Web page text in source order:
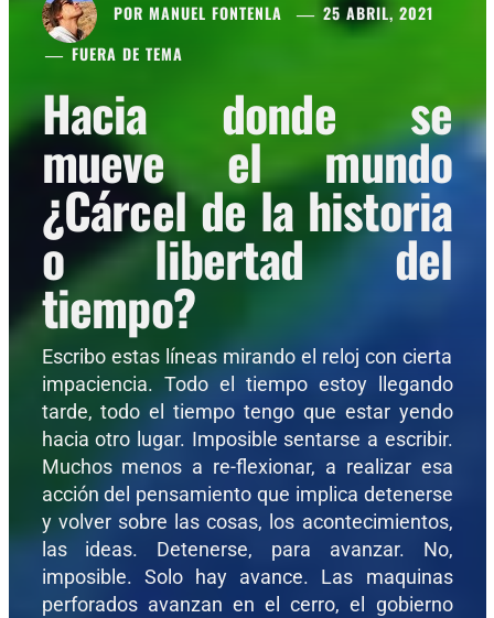
POR MANUEL FONTENLA
25 ABRIL, 2021
FUERA DE TEMA
Hacia donde se
mueve el mundo
¿Cárcel de la historia
o libertad del
tiempo?
Escribo estas líneas mirando el reloj con cierta
impaciencia. Todo el tiempo estoy llegando
tarde, todo el tiempo tengo que estar yendo
hacia otro lugar. Imposible sentarse a escribir.
Muchos menos a re-flexionar, a realizar esa
acción del pensamiento que implica detenerse
y volver sobre las cosas, los acontecimientos,
las ideas. Detenerse, para avanzar. No,
imposible. Solo hay avance. Las maquinas
perforados avanzan en el cerro, el gobierno